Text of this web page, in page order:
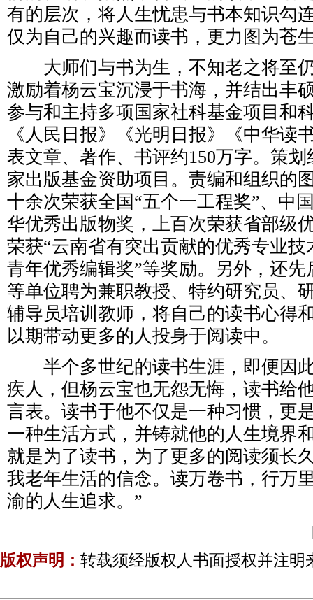
有的层次，将人生忧患与书本知识勾
仅为自己的兴趣而读书，更力图为苍
大师们与书为生，不知老之将至
激励着杨云宝沉浸于书海，并结出丰
参与和主持多项国家社科基金项目和
《人民日报》《光明日报》《中华读
表文章、著作、书评约150万字。策
家出版基金资助项目。责编和组织的
十余次荣获全国“五个一工程奖”、中
华优秀出版物奖，上百次荣获省部级
荣获“云南省有突出贡献的优秀专业技
青年优秀编辑奖”等奖励。另外，还
等单位聘为兼职教授、特约研究员、
辅导员培训教师，将自己的读书心得
以期带动更多的人投身于阅读中。
半个多世纪的读书生涯，即便因
疾人，但杨云宝也无怨无悔，读书给
言表。读书于他不仅是一种习惯，更
一种生活方式，并铸就他的人生境界
就是为了读书，为了更多的阅读须长
我老年生活的信念。读万卷书，行万
渝的人生追求。”
版权声明： 转载须经版权人书面授权并注明